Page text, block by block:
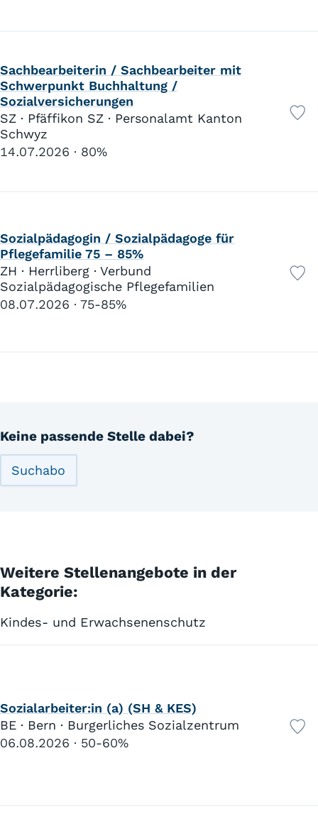
Sachbearbeiterin / Sachbearbeiter mit
Schwerpunkt Buchhaltung /
Sozialversicherungen
SZ · Pfäffikon SZ · Personalamt Kanton
Schwyz
14.07.2026
80%
Sozialpädagogin / Sozialpädagoge für
Pflegefamilie 75 – 85%
ZH · Herrliberg · Verbund
Sozialpädagogische Pflegefamilien
08.07.2026
75-85%
Keine passende Stelle dabei?
Suchabo
Weitere Stellenangebote in der
Kategorie:
Kindes- und Erwachsenenschutz
Sozialarbeiter:in (a) (SH & KES)
BE · Bern · Burgerliches Sozialzentrum
06.08.2026
50-60%